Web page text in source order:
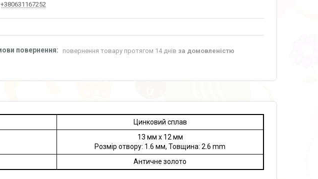
+380631167252
повернення товару протягом 14 днів за домовленістю
Цинковий сплав
13 мм x 12 мм
Розмір отвору: 1.6 мм, Товщина: 2.6 mm
Античне золото